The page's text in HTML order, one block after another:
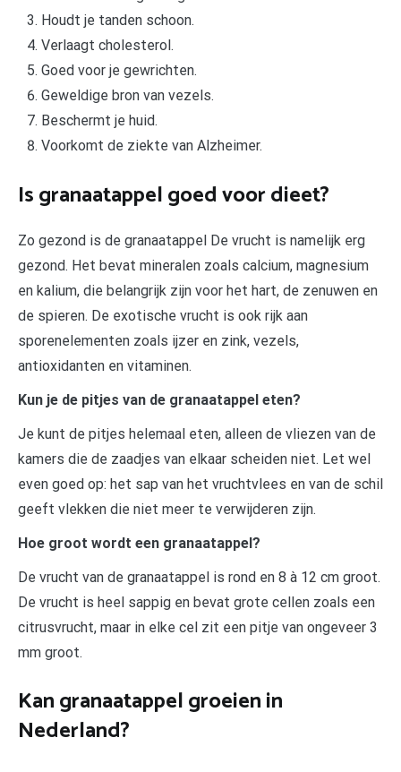
Houdt je tanden schoon.
Verlaagt cholesterol.
Goed voor je gewrichten.
Geweldige bron van vezels.
Beschermt je huid.
Voorkomt de ziekte van Alzheimer.
Is granaatappel goed voor dieet?
Zo gezond is de granaatappel De vrucht is namelijk erg
gezond. Het bevat mineralen zoals calcium, magnesium
en kalium, die belangrijk zijn voor het hart, de zenuwen en
de spieren. De exotische vrucht is ook rijk aan
sporenelementen zoals ijzer en zink, vezels,
antioxidanten en vitaminen.
Kun je de pitjes van de granaatappel eten?
Je kunt de pitjes helemaal eten, alleen de vliezen van de
kamers die de zaadjes van elkaar scheiden niet. Let wel
even goed op: het sap van het vruchtvlees en van de schil
geeft vlekken die niet meer te verwijderen zijn.
Hoe groot wordt een granaatappel?
De vrucht van de granaatappel is rond en 8 à 12 cm groot.
De vrucht is heel sappig en bevat grote cellen zoals een
citrusvrucht, maar in elke cel zit een pitje van ongeveer 3
mm groot.
Kan granaatappel groeien in
Nederland?